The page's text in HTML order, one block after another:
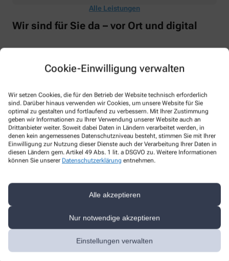
Cookie-Einwilligung verwalten
Wir setzen Cookies, die für den Betrieb der Website technisch erforderlich
sind. Darüber hinaus verwenden wir Cookies, um unsere Website für Sie
optimal zu gestalten und fortlaufend zu verbessern. Mit Ihrer Zustimmung
geben wir Informationen zu Ihrer Verwendung unserer Website auch an
Drittanbieter weiter. Soweit dabei Daten in Ländern verarbeitet werden, in
denen kein angemessenes Datenschutzniveau besteht, stimmen Sie mit Ihrer
Einwilligung zur Nutzung dieser Dienste auch der Verarbeitung Ihrer Daten in
diesen Ländern gem. Artikel 49 Abs. 1 lit. a DSGVO zu. Weitere Informationen
können Sie unserer Datenschutzerklärung entnehmen.
Alle akzeptieren
Nur notwendige akzeptieren
Einstellungen verwalten
Alle Leistungen
Wir sind für Sie da – vor Ort und digital
Verfügung. Vor Ort bieten wir Ihnen eine persönliche Beratung
Expertise und Fürsorge zur Verfügung. In beiden Dimensionen,
physisch und digital, bleiben wir Ihr verlässlicher Partner in allen
Gesundheitsfragen.